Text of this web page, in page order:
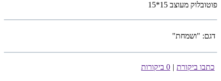
פוטובלוק מעוצב 15*15
דגם: "ושמחת"
כתבו ביקורת | 0 ביקורות